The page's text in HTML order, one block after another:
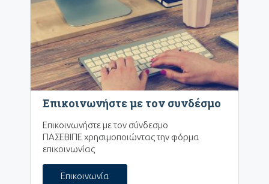
Επικοινωνήστε με τον συνδέσμο
Επικοινωνήστε με τον σύνδεσμο
ΠΑΣΕΒΙΠΕ χρησιμοποιώντας την φόρμα
επικοινωνίας
Επικοινωνία